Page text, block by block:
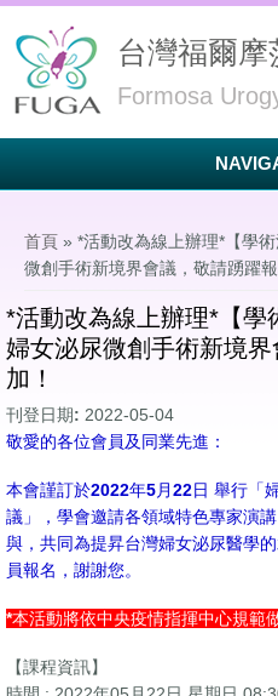
台灣福爾
Formosa
首頁 » *活動改為線上辦理*【學
微創手術新境界會議，敬請踴躍報
*活動改為線上辦理*【學
婦女泌尿微創手術新境
加！
刊登日期: 2022-05-04
敬愛的各位會員及同業先進：
本會謹訂於2022年5月22日 舉行「
議」，學會邀請各領域特色專家演
與，共同為提昇台灣婦女泌尿醫學
員報名，謝謝您。
*本活動將依中央疫情指揮中心規範
【課程資訊】